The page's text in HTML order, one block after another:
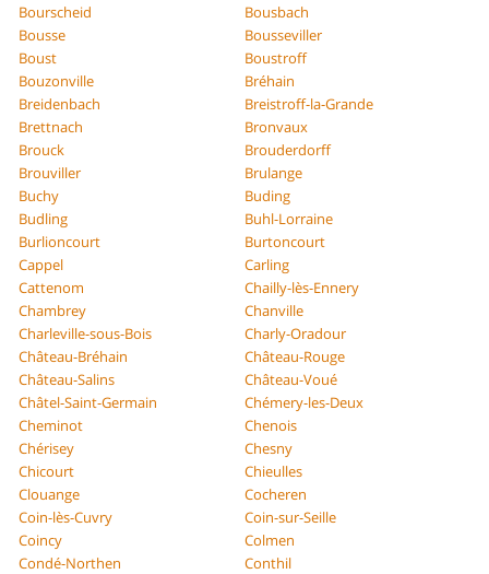
Bourscheid
Bousbach
Bousse
Bousseviller
Boust
Boustroff
Bouzonville
Bréhain
Breidenbach
Breistroff-la-Grande
Brettnach
Bronvaux
Brouck
Brouderdorff
Brouviller
Brulange
Buchy
Buding
Budling
Buhl-Lorraine
Burlioncourt
Burtoncourt
Cappel
Carling
Cattenom
Chailly-lès-Ennery
Chambrey
Chanville
Charleville-sous-Bois
Charly-Oradour
Château-Bréhain
Château-Rouge
Château-Salins
Château-Voué
Châtel-Saint-Germain
Chémery-les-Deux
Cheminot
Chenois
Chérisey
Chesny
Chicourt
Chieulles
Clouange
Cocheren
Coin-lès-Cuvry
Coin-sur-Seille
Coincy
Colmen
Condé-Northen
Conthil